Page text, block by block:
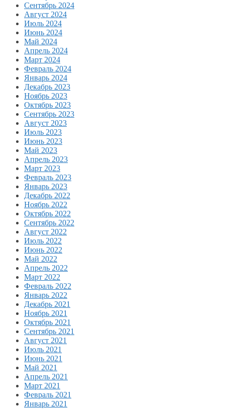
Сентябрь 2024
Август 2024
Июль 2024
Июнь 2024
Май 2024
Апрель 2024
Март 2024
Февраль 2024
Январь 2024
Декабрь 2023
Ноябрь 2023
Октябрь 2023
Сентябрь 2023
Август 2023
Июль 2023
Июнь 2023
Май 2023
Апрель 2023
Март 2023
Февраль 2023
Январь 2023
Декабрь 2022
Ноябрь 2022
Октябрь 2022
Сентябрь 2022
Август 2022
Июль 2022
Июнь 2022
Май 2022
Апрель 2022
Март 2022
Февраль 2022
Январь 2022
Декабрь 2021
Ноябрь 2021
Октябрь 2021
Сентябрь 2021
Август 2021
Июль 2021
Июнь 2021
Май 2021
Апрель 2021
Март 2021
Февраль 2021
Январь 2021